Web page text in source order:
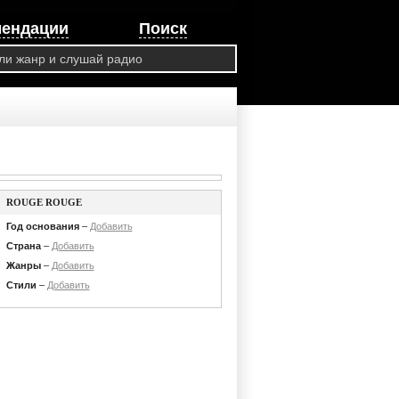
Поиск
ROUGE ROUGE
Год основания– Добавить
Страна– Добавить
Жанры– Добавить
Стили – Добавить